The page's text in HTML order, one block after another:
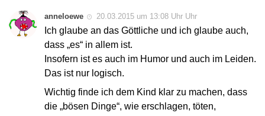
anneloewe 20.03.2015 um 13:08 Uhr Uhr
Ich glaube an das Göttliche und ich glaube auch,
dass „es“ in allem ist.
Insofern ist es auch im Humor und auch im Leiden.
Das ist nur logisch.
Wichtig finde ich dem Kind klar zu machen, dass
die „bösen Dinge“, wie erschlagen, töten,